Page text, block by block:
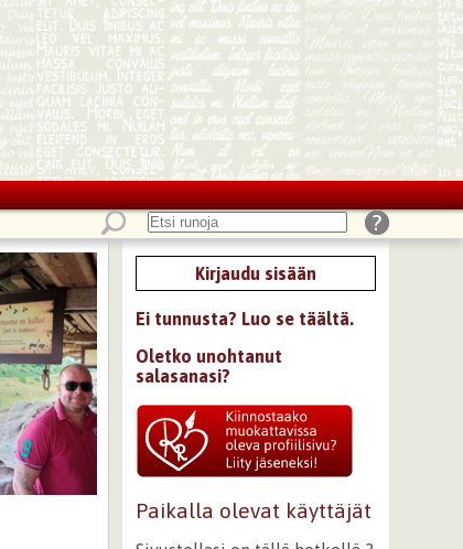
Kirjaudu sisään
Ei tunnusta? Luo se täältä.
Oletko unohtanut
salasanasi?
Paikalla olevat käyttäjät